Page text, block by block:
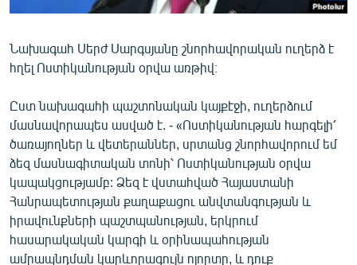
ԿՈՐՈՆԱՎԻՐՈՒՍ
ԱՐԽԻՎ
ՏԵՍԱՆՅՈՒԹԵՐ
ԲԱՆԱՎԵՃ
ՁԳՏԵԼՈՎ ԼԱՎԱԳՈՒՅՆԻՆ
ՓՈԴՔԱՍԹ
Հայերեն
Նախագահ Սերժ Սարգսյանը շնորհավորական ուղերձ է
հղել Ոստիկանության օրվա առթիվ։
Ըստ նախագահի պաշտոնական կայքէջի, ուղերձում
մասնավորապես ասված է. - «Ոստիկանության հարգելի՛
ծառայողներ և վետերաններ, սրտանց շնորհավորում եմ
ձեզ մասնագիտական տոնի՝ Ոստիկանության օրվա
կապակցությամբ: Ձեզ է վստահված Հայաստանի
Հանրապետության քաղաքացու անվտանգության և
իրավունքների պաշտպանության, երկրում
հասարակական կարգի և օրինապահության
ամրապնդման կարևորագույն ոլորտը, և դուք